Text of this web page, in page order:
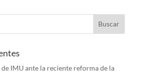
IMU ante la reciente reforma de la